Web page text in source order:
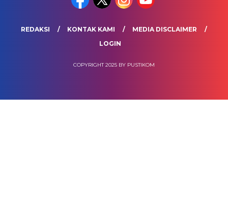
REDAKSI KONTAK KAMI
MEDIA DISCLAIMER
LOGIN
COPYRIGHT 2025 BY PUSTIKOM